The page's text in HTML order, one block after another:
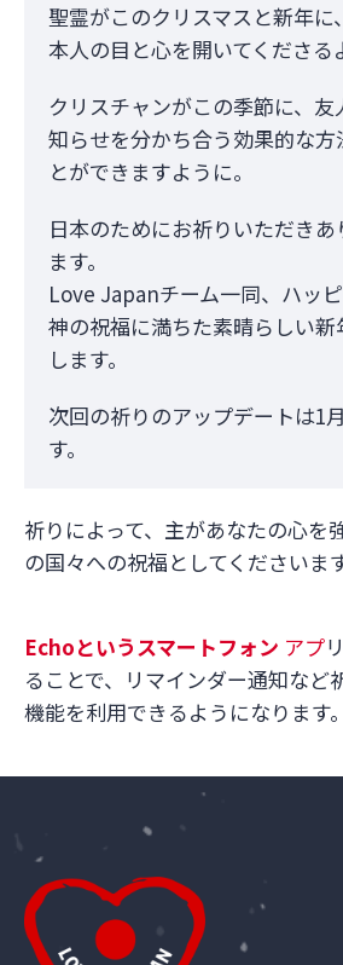
聖霊がこのクリスマスと新年に
本人の目と心を開いてくださる
クリスチャンがこの季節に、
知らせを分かち合う効果的な方
とができますように。
日本のためにお祈りいただき
ます。
Love Japanチーム一同、ハッ
神の祝福に満ちた素晴らしい
します。
次回の祈りのアップデートは1
す。
祈りによって、主があなたの心を
の国々への祝福としてくださいま
Echoというスマートフォン アプ
ることで、リマインダー通知など
機能を利用できるようになります。